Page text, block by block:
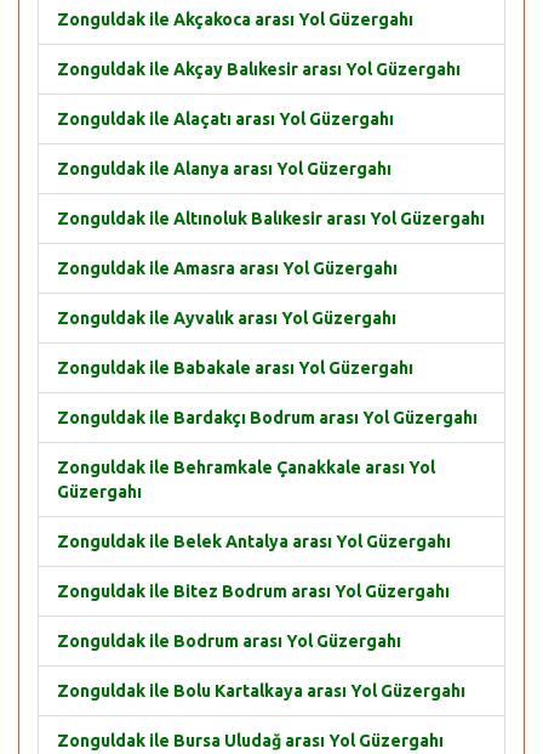
Zonguldak ile Akçakoca arası Yol Güzergahı
Zonguldak ile Akçay Balıkesir arası Yol Güzergahı
Zonguldak ile Alaçatı arası Yol Güzergahı
Zonguldak ile Alanya arası Yol Güzergahı
Zonguldak ile Altınoluk Balıkesir arası Yol Güzergahı
Zonguldak ile Amasra arası Yol Güzergahı
Zonguldak ile Ayvalık arası Yol Güzergahı
Zonguldak ile Babakale arası Yol Güzergahı
Zonguldak ile Bardakçı Bodrum arası Yol Güzergahı
Zonguldak ile Behramkale Çanakkale arası Yol
Güzergahı
Zonguldak ile Belek Antalya arası Yol Güzergahı
Zonguldak ile Bitez Bodrum arası Yol Güzergahı
Zonguldak ile Bodrum arası Yol Güzergahı
Zonguldak ile Bolu Kartalkaya arası Yol Güzergahı
Zonguldak ile Bursa Uludağ arası Yol Güzergahı